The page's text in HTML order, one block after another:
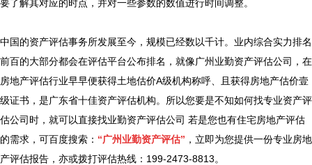
要了解其对应的时点，并对一些参数的数值进行时间调整。
中国的资产评估事务所发展至今，规模已经数以千计。业内综合实力排名
前百的大部分都会在评估平台公布排名，就像广州业勤资产评估公司，在
房地产评估行业早早便获得土地估价A级机构称呼、且获得房地产估价壹
级证书，是广东省十佳资产评估机构。所以您要是不知如何找专业资产评
估公司时，就可以直接找业勤资产评估公司 若是您也有住宅房地产评估
的需求，可百度搜索： “广州业勤资产评估” ，立即为您提供一份专业房地
产评估报告，亦或拨打评估热线：199-2473-8813。